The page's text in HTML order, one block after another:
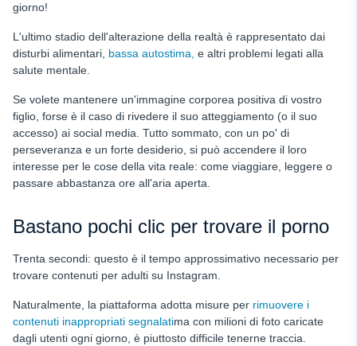
giorno!
L'ultimo stadio dell'alterazione della realtà è rappresentato dai
disturbi alimentari, bassa autostima, e altri problemi legati alla
salute mentale.
Se volete mantenere un'immagine corporea positiva di vostro
figlio, forse è il caso di rivedere il suo atteggiamento (o il suo
accesso) ai social media. Tutto sommato, con un po' di
perseveranza e un forte desiderio, si può accendere il loro
interesse per le cose della vita reale: come viaggiare, leggere o
passare abbastanza ore all'aria aperta.
Bastano pochi clic per trovare il porno
Trenta secondi: questo è il tempo approssimativo necessario per
trovare contenuti per adulti su Instagram.
Naturalmente, la piattaforma adotta misure per rimuovere i
contenuti inappropriati segnalatima con milioni di foto caricate
dagli utenti ogni giorno, è piuttosto difficile tenerne traccia.